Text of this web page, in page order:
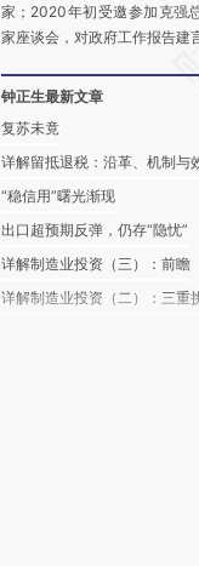
家；2020年初受邀参加克强
家座谈会，对政府工作报告建
钟正生最新文章
复苏未竟
详解留抵退税：沿革、机制与
“稳信用”曙光渐现
出口超预期反弹，仍存“隐忧”
详解制造业投资（三）：前瞻
详解制造业投资（二）：三重